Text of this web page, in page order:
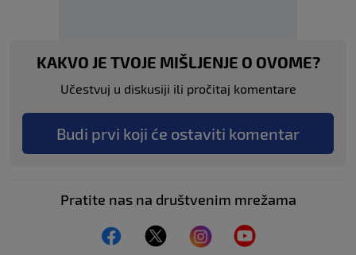
KAKVO JE TVOJE MIŠLJENJE O OVOME?
Učestvuj u diskusiji ili pročitaj komentare
Budi prvi koji će ostaviti komentar
Pratite nas na društvenim mrežama